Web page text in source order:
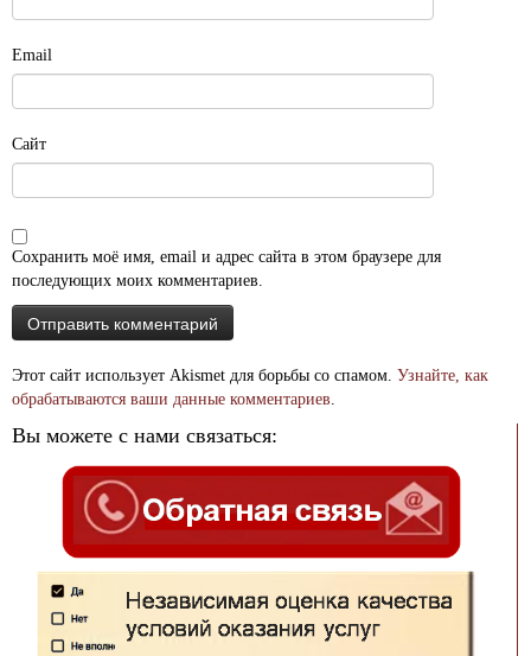
Email
Сайт
Сохранить моё имя, email и адрес сайта в этом браузере для
последующих моих комментариев.
Этот сайт использует Akismet для борьбы со спамом. Узнайте, как
обрабатываются ваши данные комментариев.
Вы можете с нами связаться: